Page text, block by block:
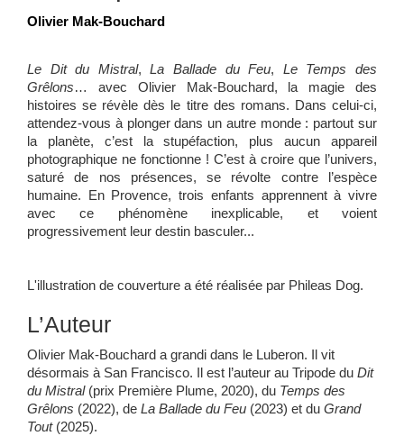
Olivier Mak-Bouchard
Le Dit du Mistral,La Ballade du Feu, Le Temps des
Grêlons… avec Olivier Mak-Bouchard, la magie des
histoires se révèle dès le titre des romans. Dans celui-ci,
attendez-vous à plonger dans un autre monde : partout sur
la planète, c’est la stupéfaction, plus aucun appareil
photographique ne fonctionne ! C’est à croire que l’univers,
saturé de nos présences, se révolte contre l’espèce
humaine. En Provence, trois enfants apprennent à vivre
avec ce phénomène inexplicable, et voient
progressivement leur destin basculer...
L'illustration de couverture a été réalisée par Phileas Dog.
L’Auteur
Olivier Mak-Bouchard a grandi dans le Luberon. Il vit
désormais à San Francisco. Il est l’auteur au Tripode du Dit
du Mistral(prix Première Plume, 2020), du Temps des
Grêlons (2022), de La Ballade du Feu (2023) et du Grand
Tout(2025).